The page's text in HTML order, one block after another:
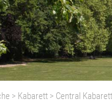
> Kabarett > Central